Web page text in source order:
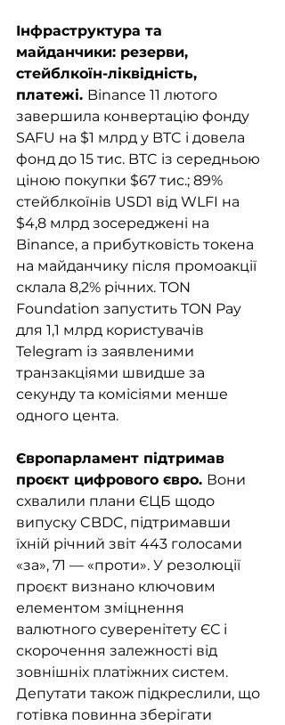
Інфраструктура та
майданчики: резерви,
стейблкоїн-ліквідність,
платежі. Binance 11 лютого
завершила конвертацію фонду
SAFU на $1 млрд у BTC і довела
фонд до 15 тис. BTC із середньою
ціною покупки $67 тис.; 89%
стейблкоїнів USD1 від WLFI на
$4,8 млрд зосереджені на
Binance, а прибутковість токена
на майданчику після промоакції
склала 8,2% річних. TON
Foundation запустить TON Pay
для 1,1 млрд користувачів
Telegram із заявленими
транзакціями швидше за
секунду та комісіями менше
одного цента.
Європарламент підтримав
проєкт цифрового євро. Вони
схвалили плани ЄЦБ щодо
випуску CBDC, підтримавши
їхній річний звіт 443 голосами
«за», 71 — «проти». У резолюції
проєкт визнано ключовим
елементом зміцнення
валютного суверенітету ЄС і
скорочення залежності від
зовнішніх платіжних систем.
Депутати також підкреслили, що
готівка повинна зберігати